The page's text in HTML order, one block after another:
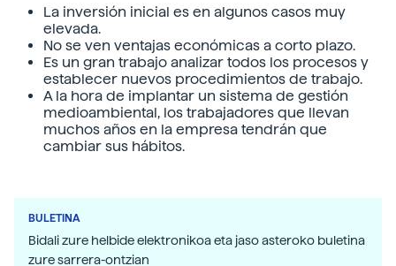
La inversión inicial es en algunos casos muy
elevada.
No se ven ventajas económicas a corto plazo.
Es un gran trabajo analizar todos los procesos y
establecer nuevos procedimientos de trabajo.
A la hora de implantar un sistema de gestión
medioambiental, los trabajadores que llevan
muchos años en la empresa tendrán que
cambiar sus hábitos.
BULETINA
Bidali zure helbide elektronikoa eta jaso asteroko buletina
zure sarrera-ontzian